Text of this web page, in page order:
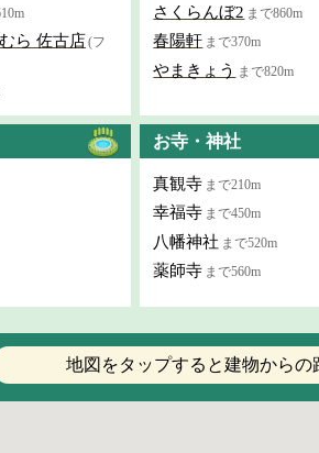
ら 佐古店(フ
さくらんぼ2 まで860m
春陽軒 まで370m
やまきょう まで820m
お寺・神社
真観寺 まで210m
幸福寺 まで450m
八幡神社 まで520m
薬師寺 まで560m
地図をタップすると建物から